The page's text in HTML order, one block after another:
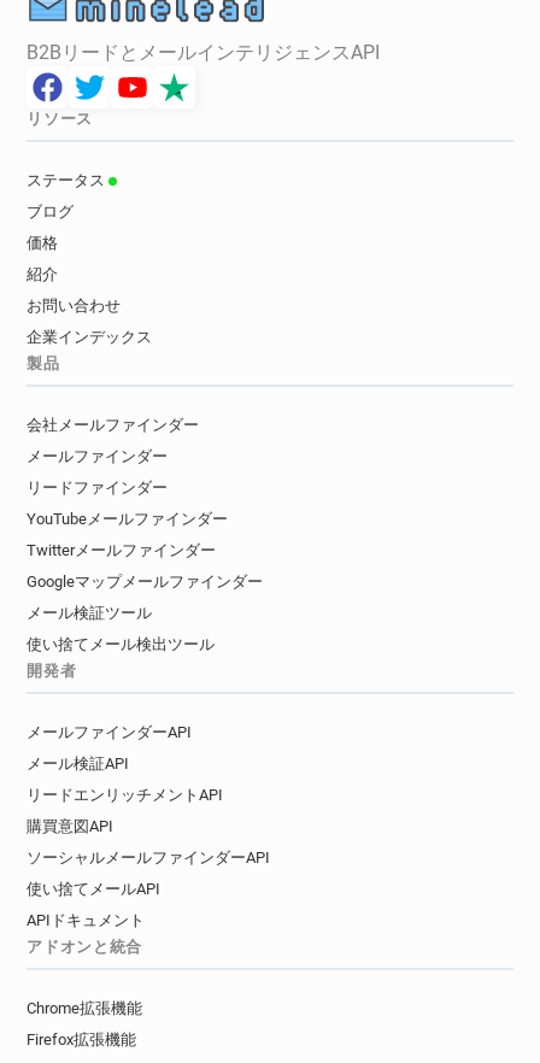
B2BリードとメールインテリジェンスAPI
リソース
ステータス
ブログ
価格
紹介
お問い合わせ
企業インデックス
製品
会社メールファインダー
メールファインダー
リードファインダー
YouTubeメールファインダー
Twitterメールファインダー
Googleマップメールファインダー
メール検証ツール
使い捨てメール検出ツール
開発者
メールファインダーAPI
メール検証API
リードエンリッチメントAPI
購買意図API
ソーシャルメールファインダーAPI
使い捨てメールAPI
APIドキュメント
アドオンと統合
Chrome拡張機能
Firefox拡張機能